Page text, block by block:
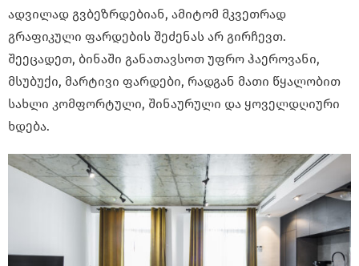
ადვილად გვბეზრდებიან, ამიტომ მკვეთრად
გრაფიკული ფარდების შეძენას არ გირჩევთ.
შეეცადეთ, ბინაში განათავსოთ უფრო ჰაეროვანი,
მსუბუქი, მარტივი ფარდები, რადგან მათი წყალობით
სახლი კომფორტული, შინაურული და ყოველდღიური
ხდება.